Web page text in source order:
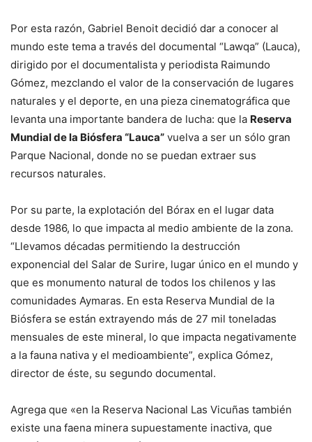
Por esta razón, Gabriel Benoit decidió dar a conocer al
mundo este tema a través del documental “Lawqa” (Lauca),
dirigido por el documentalista y periodista Raimundo
Gómez, mezclando el valor de la conservación de lugares
naturales y el deporte, en una pieza cinematográfica que
levanta una importante bandera de lucha: que la Reserva
Mundial de la Biósfera “Lauca” vuelva a ser un sólo gran
Parque Nacional, donde no se puedan extraer sus
recursos naturales.
Por su parte, la explotación del Bórax en el lugar data
desde 1986, lo que impacta al medio ambiente de la zona.
“Llevamos décadas permitiendo la destrucción
exponencial del Salar de Surire, lugar único en el mundo y
que es monumento natural de todos los chilenos y las
comunidades Aymaras. En esta Reserva Mundial de la
Biósfera se están extrayendo más de 27 mil toneladas
mensuales de este mineral, lo que impacta negativamente
a la fauna nativa y el medioambiente”, explica Gómez,
director de éste, su segundo documental.
Agrega que «en la Reserva Nacional Las Vicuñas también
existe una faena minera supuestamente inactiva, que